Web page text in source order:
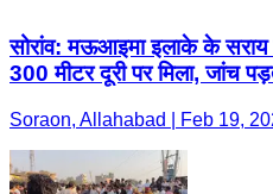
सोरांव: मऊआइमा इलाके के सराय
300 मीटर दूरी पर मिला, जांच
Soraon, Allahabad | Feb 19,